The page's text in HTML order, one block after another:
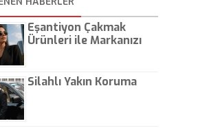
için yüzde 3 indirim
uygulayacak.
Eşantiyon Çakmak
Ürünleri ile Markanızı
Silahlı Yakın Koruma